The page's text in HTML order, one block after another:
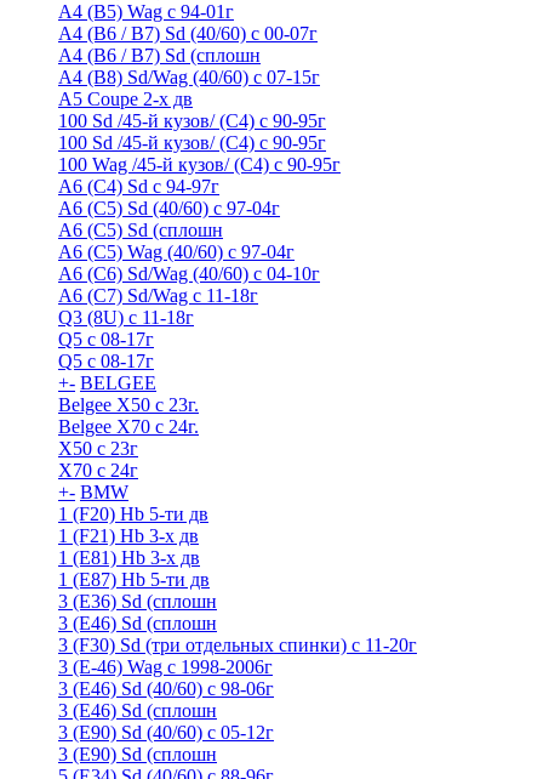
A4 (B5) Wag с 94-01г
A4 (B6 / B7) Sd (40/60) с 00-07г
A4 (B6 / B7) Sd (сплошн
A4 (B8) Sd/Wag (40/60) с 07-15г
А5 Coupe 2-х дв
100 Sd /45-й кузов/ (С4) с 90-95г
100 Sd /45-й кузов/ (С4) с 90-95г
100 Wag /45-й кузов/ (С4) с 90-95г
А6 (С4) Sd с 94-97г
A6 (С5) Sd (40/60) с 97-04г
A6 (С5) Sd (сплошн
A6 (С5) Wag (40/60) с 97-04г
A6 (С6) Sd/Wag (40/60) c 04-10г
А6 (C7) Sd/Wag с 11-18г
Q3 (8U) с 11-18г
Q5 с 08-17г
Q5 с 08-17г
+- BELGEE
Belgee X50 с 23г.
Belgee X70 с 24г.
X50 с 23г
X70 с 24г
+- BMW
1 (F20) Hb 5-ти дв
1 (F21) Hb 3-х дв
1 (Е81) Hb 3-х дв
1 (Е87) Hb 5-ти дв
3 (E36) Sd (сплошн
3 (E46) Sd (сплошн
3 (F30) Sd (три отдельных спинки) с 11-20г
3 (Е-46) Wag с 1998-2006г
3 (Е46) Sd (40/60) с 98-06г
3 (Е46) Sd (сплошн
3 (Е90) Sd (40/60) с 05-12г
3 (Е90) Sd (сплошн